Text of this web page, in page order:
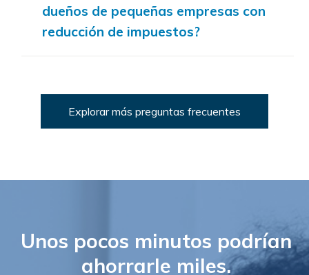
dueños de pequeñas empresas con
reducción de impuestos?
Explorar más preguntas frecuentes
Unos pocos minutos podrían
ahorrarle miles.